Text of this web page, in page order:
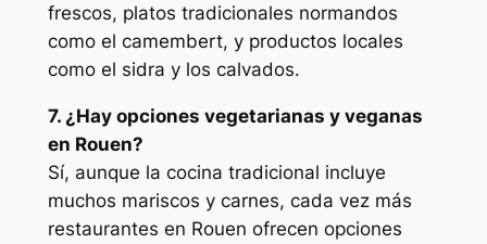
frescos, platos tradicionales normandos
como el camembert, y productos locales
como el sidra y los calvados.
7. ¿Hay opciones vegetarianas y veganas
en Rouen?
Sí, aunque la cocina tradicional incluye
muchos mariscos y carnes, cada vez más
restaurantes en Rouen ofrecen opciones